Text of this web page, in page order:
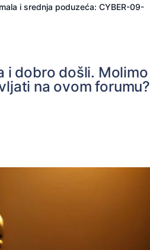
i srednja poduzeća: CYBER-09-
i dobro došli. Molimo
na ovom forumu?